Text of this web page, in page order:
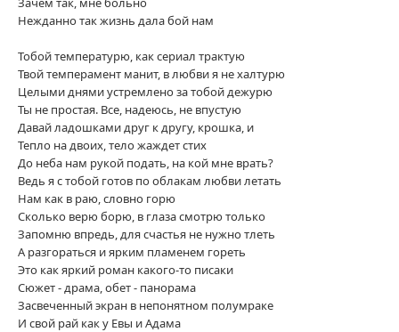
Нежданно так жизнь дала бой нам
Тобой температурю, как сериал трактую
Твой темперамент манит, в любви я не халтурю
Целыми днями устремлено за тобой дежурю
Ты не простая. Все, надеюсь, не впустую
Давай ладошками друг к другу, крошка, и
Тепло на двоих, тело жаждет стих
До неба нам рукой подать, на кой мне врать?
Ведь я с тобой готов по облакам любви летать
Нам как в раю, словно горю
Сколько верю борю, в глаза смотрю только
Запомню впредь, для счастья не нужно тлеть
А разгораться и ярким пламенем гореть
Это как яркий роман какого-то писаки
Сюжет - драма, обет - панорама
Засвеченный экран в непонятном полумраке
И свой рай как у Евы и Адама